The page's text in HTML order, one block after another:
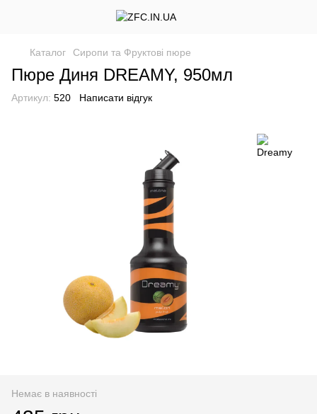
Каталог Сиропи та Фруктові пюре
Пюре Диня DREAMY, 950мл
Артикул: 520 Написати відгук
Немає в наявності